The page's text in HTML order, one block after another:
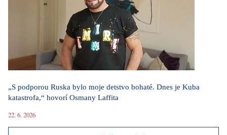
„S podporou Ruska bylo moje detstvo bohaté. Dnes je Kuba
katastrofa,“ hovorí Osmany Laffita
22. 6. 2026